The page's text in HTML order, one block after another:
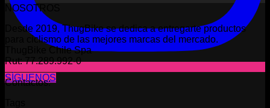
SÍGUENOS
NOSOTROS
Desde 2019, ThugBike se dedica a entregarte productos
para ciclismo de las mejores marcas del mercado.
ThugBike Chile Spa
Rut: 77.289.992-0
Contactos: